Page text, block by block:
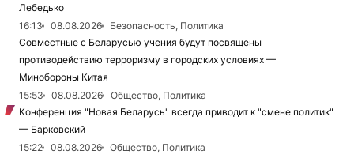
Лебедько
16:13
08.08.2026
Безопасность, Политика
Совместные с Беларусью учения будут посвящены
противодействию терроризму в городских условиях —
Минобороны Китая
15:53
08.08.2026
Общество, Политика
Конференция "Новая Беларусь" всегда приводит к "смене политик"
— Барковский
15:22
08.08.2026
Общество, Политика